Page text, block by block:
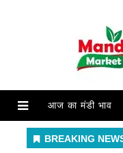
आज का मंडी भाव